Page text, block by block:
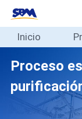
Inicio
Productos
Soluciones
Inicio
Proceso